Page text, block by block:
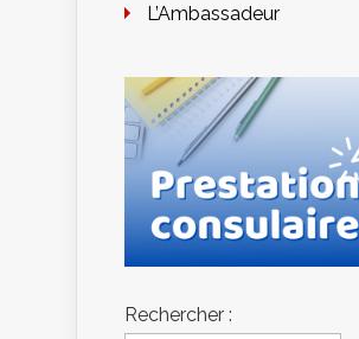
L’Ambassadeur
Rechercher :